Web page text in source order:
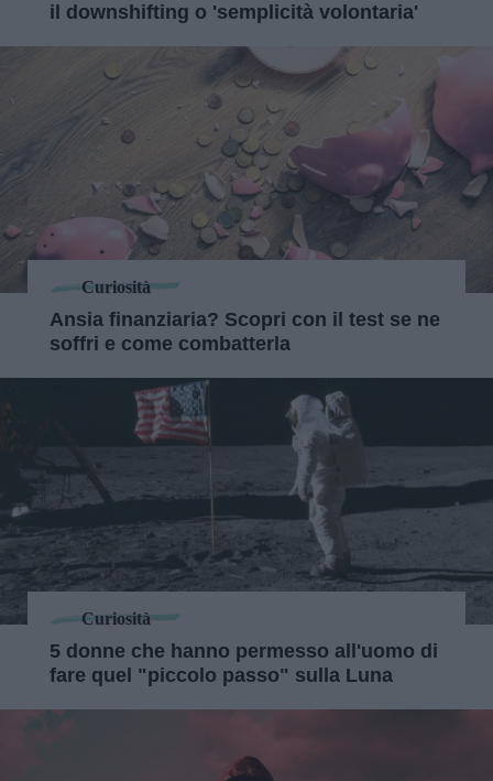
il downshifting o 'semplicità volontaria'
Curiosità
Ansia finanziaria? Scopri con il test se ne
soffri e come combatterla
Curiosità
5 donne che hanno permesso all'uomo di
fare quel "piccolo passo" sulla Luna